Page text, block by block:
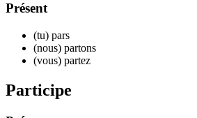
Présent
(tu) pars
(nous) partons
(vous) partez
Participe